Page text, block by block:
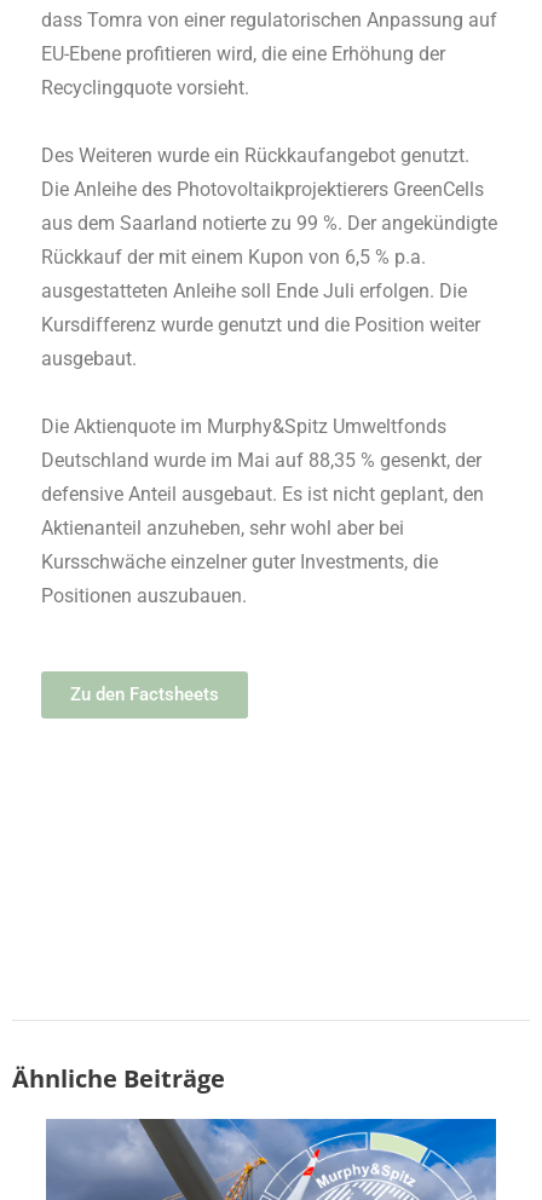
dass Tomra von einer regulatorischen Anpassung auf
EU-Ebene profitieren wird, die eine Erhöhung der
Recyclingquote vorsieht.
Des Weiteren wurde ein Rückkaufangebot genutzt.
Die Anleihe des Photovoltaikprojektierers GreenCells
aus dem Saarland notierte zu 99 %. Der angekündigte
Rückkauf der mit einem Kupon von 6,5 % p.a.
ausgestatteten Anleihe soll Ende Juli erfolgen. Die
Kursdifferenz wurde genutzt und die Position weiter
ausgebaut.
Die Aktienquote im Murphy&Spitz Umweltfonds
Deutschland wurde im Mai auf 88,35 % gesenkt, der
defensive Anteil ausgebaut. Es ist nicht geplant, den
Aktienanteil anzuheben, sehr wohl aber bei
Kursschwäche einzelner guter Investments, die
Positionen auszubauen.
Zu den Factsheets
Ähnliche Beiträge